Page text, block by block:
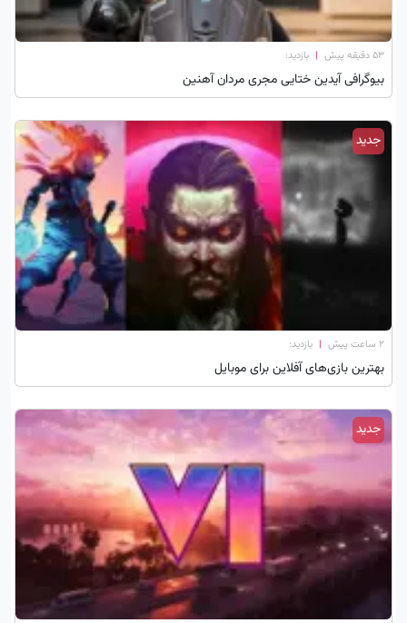
۵۳ دقیقه پیش | بازدید:
بیوگرافی آیدین ختایی مجری مردان آهنین
جدید
۲ ساعت پیش | بازدید:
بهترین بازی‌های آفلاین برای موبایل
جدید